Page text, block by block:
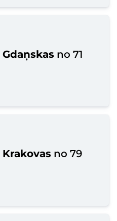
Gdaņskas no 71
Krakovas no 79